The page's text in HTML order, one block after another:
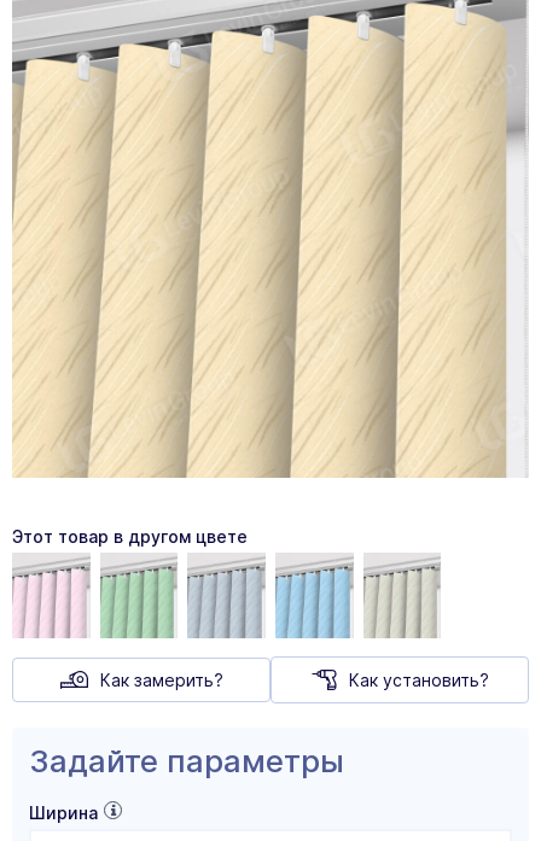
Этот товар в другом цвете
Как замерить? Как установить?
Задайте параметры
Ширина